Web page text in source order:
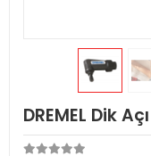
DREMEL Dik